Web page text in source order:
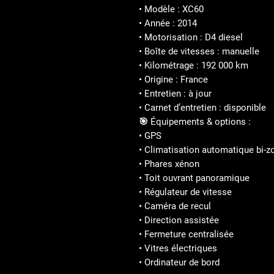
• Modèle : XC60
• Année : 2014
• Motorisation : D4 diesel
• Boîte de vitesses : manuelle
• Kilométrage : 192 000 km
• Origine : France
• Entretien : à jour
• Carnet d’entretien : disponible
🎯 Équipements & options :
• GPS
• Climatisation automatique bi-
• Phares xénon
• Toit ouvrant panoramique
• Régulateur de vitesse
• Caméra de recul
• Direction assistée
• Fermeture centralisée
• Vitres électriques
• Ordinateur de bord